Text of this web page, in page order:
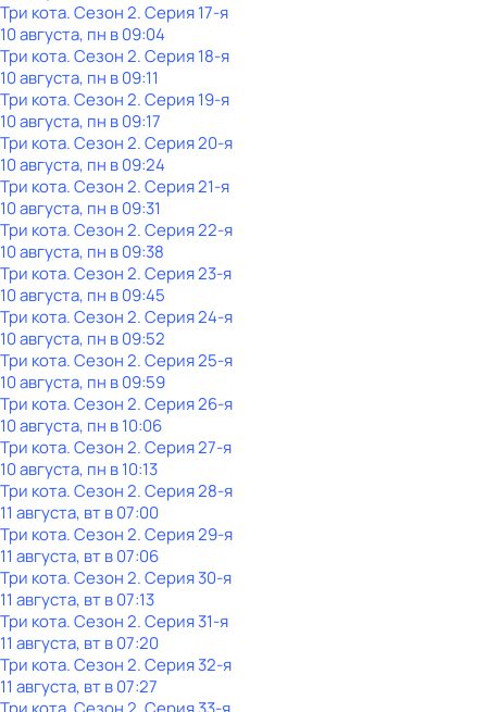
Три кота. Сезон 2. Серия 17-я
10 августа, пн в 09:04
Три кота. Сезон 2. Серия 18-я
10 августа, пн в 09:11
Три кота. Сезон 2. Серия 19-я
10 августа, пн в 09:17
Три кота. Сезон 2. Серия 20-я
10 августа, пн в 09:24
Три кота. Сезон 2. Серия 21-я
10 августа, пн в 09:31
Три кота. Сезон 2. Серия 22-я
10 августа, пн в 09:38
Три кота. Сезон 2. Серия 23-я
10 августа, пн в 09:45
Три кота. Сезон 2. Серия 24-я
10 августа, пн в 09:52
Три кота. Сезон 2. Серия 25-я
10 августа, пн в 09:59
Три кота. Сезон 2. Серия 26-я
10 августа, пн в 10:06
Три кота. Сезон 2. Серия 27-я
10 августа, пн в 10:13
Три кота. Сезон 2. Серия 28-я
11 августа, вт в 07:00
Три кота. Сезон 2. Серия 29-я
11 августа, вт в 07:06
Три кота. Сезон 2. Серия 30-я
11 августа, вт в 07:13
Три кота. Сезон 2. Серия 31-я
11 августа, вт в 07:20
Три кота. Сезон 2. Серия 32-я
11 августа, вт в 07:27